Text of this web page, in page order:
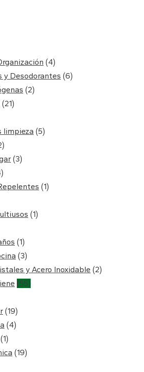
(4)
y Desodorantes (6)
(2)
(21)
limpieza (5)
(3)
(1)
(1)
(1)
(3)
y Acero Inoxidable (2)
(55)
(19)
(4)
(1)
(19)